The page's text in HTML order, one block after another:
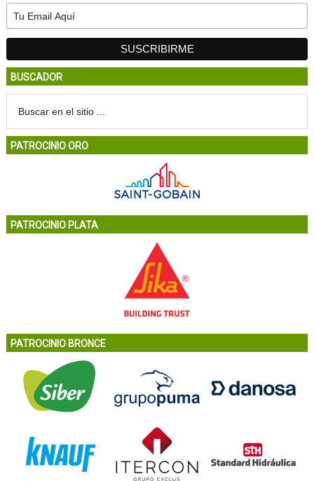
BUSCADOR
PATROCINIO ORO
PATROCINIO PLATA
PATROCINIO BRONCE